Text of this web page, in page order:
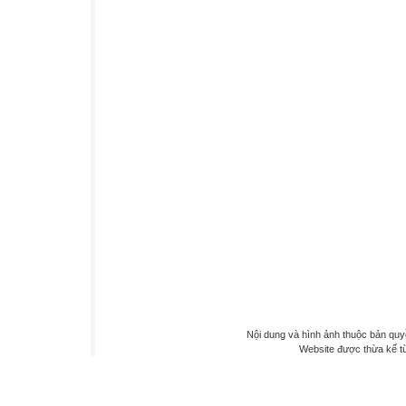
Nội dung và hình ảnh thuộc bản
Website được thừa kế